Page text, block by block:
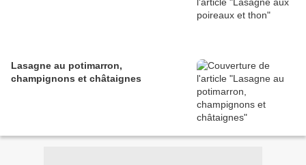
Lasagne au potimarron,
champignons et châtaignes